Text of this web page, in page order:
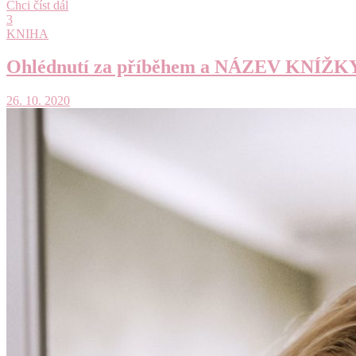
Chci číst dál
3
KNIHA
Ohlédnutí za příběhem a NÁZEV
26. 10. 2020